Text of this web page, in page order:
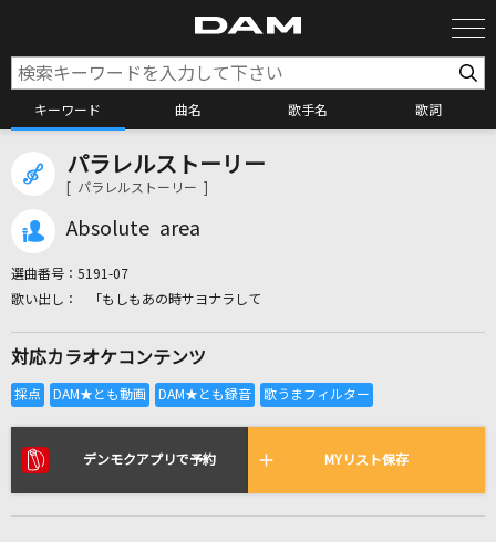
キーワード 曲名 歌手名 歌詞
カラオケ検索
全国りれき
リアルタイムで歌われている曲の一覧
パラレルストーリー
[ パラレルストーリー ]
Absolute area
選曲番号： 5191-07
「もしもあの時サヨナラして
対応カラオケコンテンツ
デンモクアプリで予約 MYリスト保存